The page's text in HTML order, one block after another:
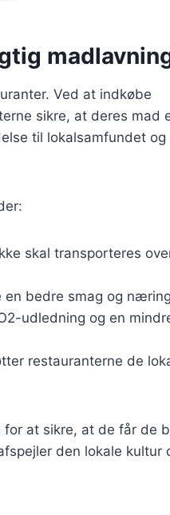
Ved at indkøbe
sikre, at deres mad
til lokalsamfundet og
skal transporteres
en bedre smag og
udledning og en
restauranterne de
for at sikre, at de får de
den lokale kultur